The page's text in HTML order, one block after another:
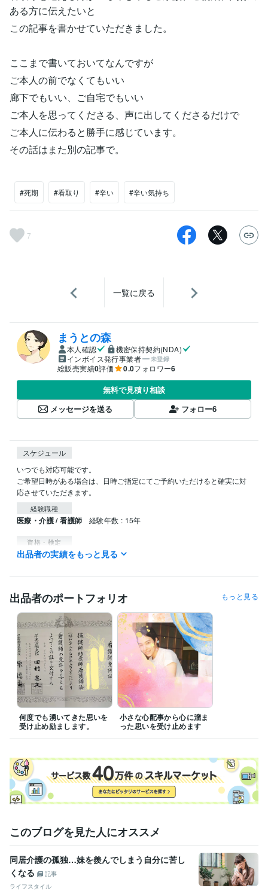
ある方に伝えたいと
この記事を書かせていただきました。
ここまで書いておいてなんですが
ご本人の前でなくてもいい
廊下でもいい、ご自宅でもいい
ご本人を思ってくださる、声に出してくださるだけで
ご本人に伝わると勝手に感じています。
その話はまた別の記事で。
#死期 #看取り #辛い #辛い気持ち
7
一覧に戻る
まうとの森
本人確認
機密保持契約(NDA)
インボイス発行事業者
未登録
総販売実績0評価 0.0フォロワー6
無料で見積り相談
メッセージを送る
フォロー6
スケジュール
いつでも対応可能です。
ご希望日時がある場合は、日時ご指定にてご予約いただけると確実に対
応させていただきます。
経験職種
医療・介護 / 看護師 経験年数 : 15年
資格・検定
看護師 取得年 : 2009年
介護福祉士 取得年 : 2003年
ビジネス・クリエイティブツール
Canva:2年
得意分野
悩み相談・カウンセリング じっくり話を聞いて、本質をたどり解決
仕事 人間関係 パートナーシップ 自己肯定感 人生
やりたいこと
生きがい
うつ 記憶力 ストレス
悩み相談・カウンセリング 入院通院の不安や疑問を解消します
病院 透析 散髪 訪問ヘルパー 訪問看護 生活
生きがい
セカンドオピニオン
出品者の実績をもっと見る
出品者のポートフォリオ もっと見る
何度でも湧いてきた思いを
受け止め励まします。
小さな心配事から心に溜ま
った思いを受け止めます
このブログを見た人にオススメ
同居介護の孤独…妹を羨んでしまう自分に苦し
くなる
記事
ライフスタイル